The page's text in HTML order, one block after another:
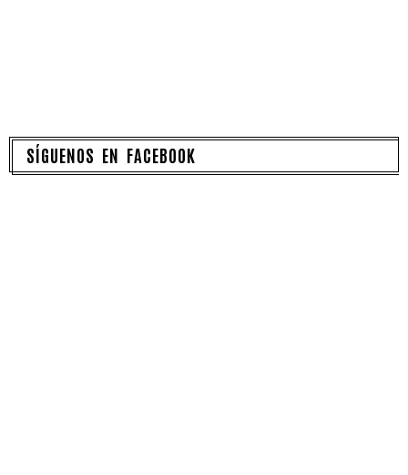
SÍGUENOS EN FACEBOOK